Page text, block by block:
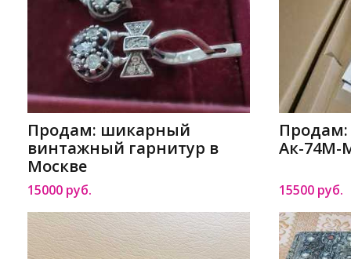
Продам: шикарный
винтажный гарнитур в
Москве
15000 руб.
Ак-74М-
15500 руб.